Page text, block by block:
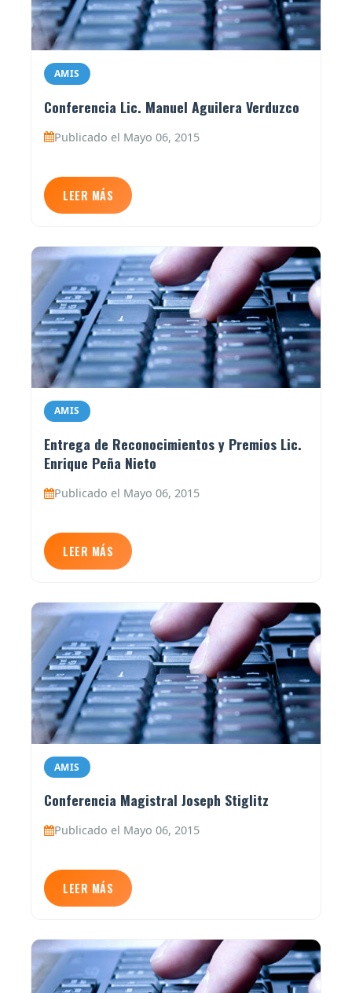
AMIS
Conferencia Lic. Manuel Aguilera Verduzco
Publicado el Mayo 06, 2015
LEER MÁS
AMIS
Entrega de Reconocimientos y Premios Lic.
Enrique Peña Nieto
Publicado el Mayo 06, 2015
LEER MÁS
AMIS
Conferencia Magistral Joseph Stiglitz
Publicado el Mayo 06, 2015
LEER MÁS